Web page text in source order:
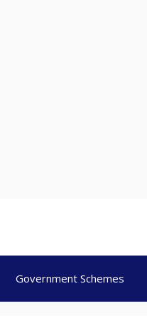
Government Schemes